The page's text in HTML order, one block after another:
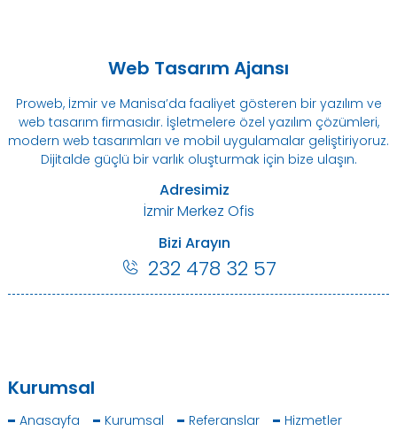
Kurumsal
Anasayfa Kurumsal Referanslar
Hizmetler
Web Tasarım Ajansı
Proweb, İzmir ve Manisa’da faaliyet gösteren bir yazılım ve
web tasarım firmasıdır. İşletmelere özel yazılım çözümleri,
modern web tasarımları ve mobil uygulamalar geliştiriyoruz.
Dijitalde güçlü bir varlık oluşturmak için bize ulaşın.
Adresimiz
İzmir Merkez Ofis
Bizi Arayın
232 478 32 57